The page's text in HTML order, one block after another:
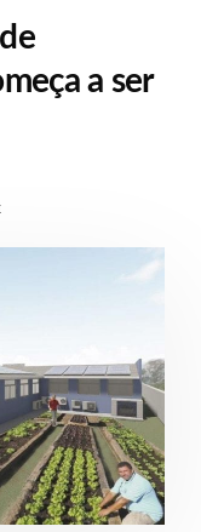
a ser